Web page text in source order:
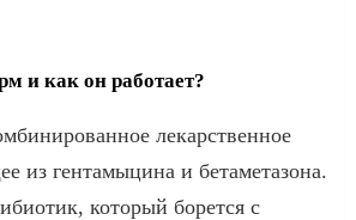
и как он работает?
лекарственное
из гентамыцина и бетаметазона.
который борется с